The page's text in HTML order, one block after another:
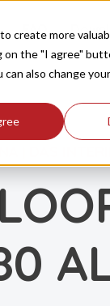
create more
the "I agree"
also change
FAQ